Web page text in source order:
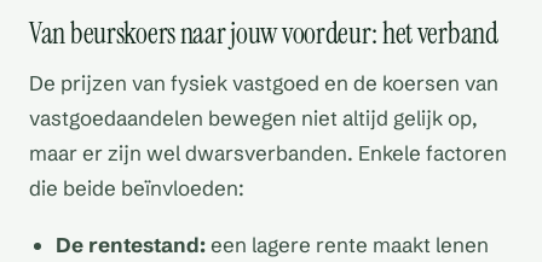
Van beurskoers naar jouw voordeur: het verband
De prijzen van fysiek vastgoed en de koersen van
vastgoedaandelen bewegen niet altijd gelijk op,
maar er zijn wel dwarsverbanden. Enkele factoren
die beide beïnvloeden:
De rentestand:een lagere rente maakt lenen